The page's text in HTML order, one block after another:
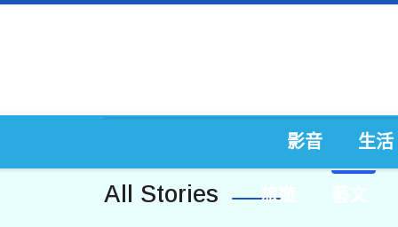
影音 生活
旅遊
All Stories